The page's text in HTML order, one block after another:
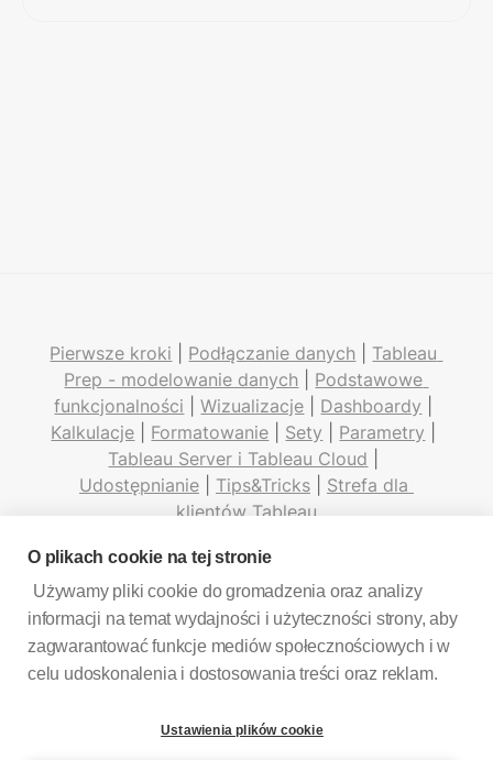
Pierwsze kroki Podłączanie danych
Tableau
Prep - modelowanie danych
Podstawowe
funkcjonalności | Wizualizacje Dashboardy
Kalkulacje
Formatowanie Sety Parametry
Tableau Server i Tableau Cloud
Udostępnianie | Tips&Tricks | Strefa dla
klientów Tableau
Kontakt | Polityka prywatności
O plikach cookie na tej stronie
Używamy pliki cookie do gromadzenia oraz analizy
informacji na temat wydajności i użyteczności strony, aby
zagwarantować funkcje mediów społecznościowych i w
celu udoskonalenia i dostosowania treści oraz reklam.
Ustawienia plików cookie